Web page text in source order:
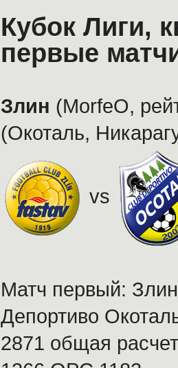
Кубок Лиги,
первые
Злин (MorfeO,
(Окоталь,
vs
Матч первый:
Депортиво
2871 общая